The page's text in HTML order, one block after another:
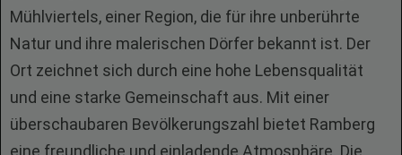
Mühlviertels, einer Region, die für ihre unberührte
Natur und ihre malerischen Dörfer bekannt ist. Der
Ort zeichnet sich durch eine hohe Lebensqualität
und eine starke Gemeinschaft aus. Mit einer
überschaubaren Bevölkerungszahl bietet Ramberg
eine freundliche und einladende Atmosphäre. Die